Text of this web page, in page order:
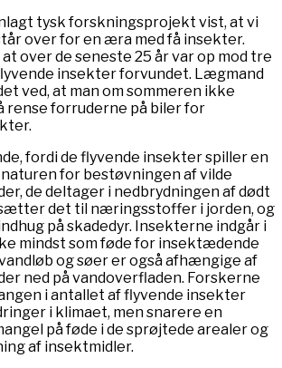
tysk forskningsprojekt vist, at vi
over for en æra med få insekter.
over de seneste 25 år var op mod tre
insekter forvundet. Lægmand
ved, at man om sommeren ikke
rense forruderne på biler for
fordi de flyvende insekter spiller en
for bestøvningen af vilde
de deltager i nedbrydningen af dødt
det til næringsstoffer i jorden, og
på skadedyr. Insekterne indgår i
mindst som føde for insektædende
og søer er også afhængige af
ned på vandoverfladen. Forskerne
i antallet af flyvende insekter
i klimaet, men snarere en
på føde i de sprøjtede arealer og
af insektmidler.